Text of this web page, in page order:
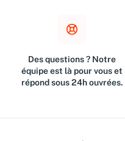
Des questions ? Notre
équipe est là pour vous et
répond sous 24h ouvrées.